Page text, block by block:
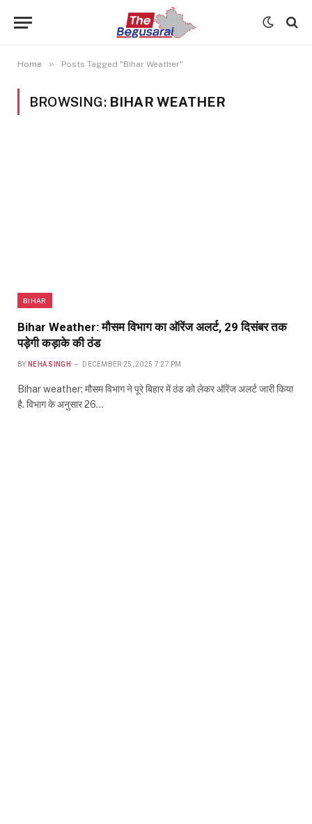
Home » Posts Tagged "Bihar Weather"
BROWSING: BIHAR WEATHER
BIHAR
Bihar Weather: मौसम विभाग का ऑरेंज अलर्ट, 29 दिसंबर तक
पड़ेगी कड़ाके की ठंड
BY NEHA SINGH DECEMBER 25, 2025 7:27 PM
Bihar weather: मौसम विभाग ने पूरे बिहार में ठंड को लेकर ऑरेंज अलर्ट जारी किया
है. विभाग के अनुसार 26…